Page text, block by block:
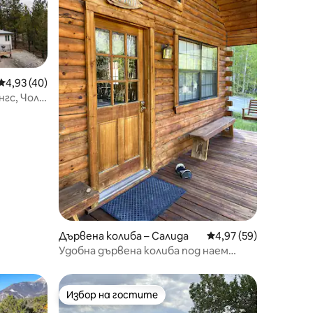
оценка: 4,93 от 5, 40 отзива
4,93 (40)
Чолк
Дървена колиба – Салида Средна оценка:
4,97 (59)
Удобна дървена колиба под наем
Избор на гостите
Избор на гостите